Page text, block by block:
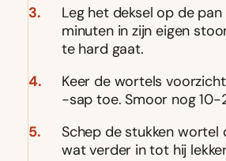
Leg het deksel op de
minuten in zijn eigen
te hard gaat.
Keer de wortels
-sap toe. Smoor nog
Schep de stukken wortel
wat verder in tot hij